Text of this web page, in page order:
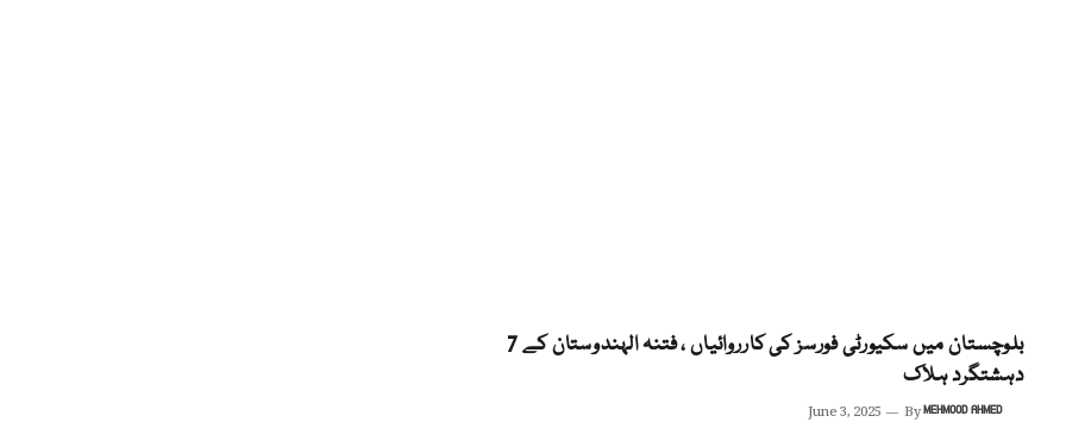
بلوچستان میں سکیورٹی فورسز کی کارروائیاں ، فتنہ الہندوستان کے 7
دہشتگرد ہلاک
June 3, 2025 ByMEHMOOD AHMED